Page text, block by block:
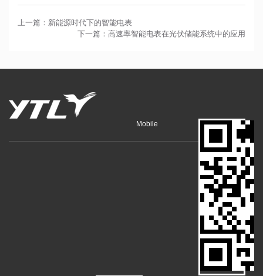
上一篇：新能源时代下的智能电表
下一篇：高速率智能电表在光伏储能系统中的应用
Mobile